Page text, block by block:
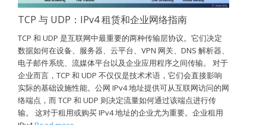
TCP 与 UDP：IPv4 租赁和企业网络指南
TCP 和 UDP 是互联网中最重要的两种传输层协议。它们决定
数据如何在设备、服务器、云平台、VPN 网关、DNS 解析器、
电子邮件系统、流媒体平台以及企业应用程序之间传输。 对于
企业而言，TCP 和 UDP 不仅仅是技术术语，它们会直接影响
实际的基础设施性能。公网 IPv4 地址提供可从互联网访问的网
络端点，而 TCP 和 UDP 则决定流量如何通过该端点进行传
输。 这对于租用或购买 IPv4 地址的企业尤为重要。企业租用